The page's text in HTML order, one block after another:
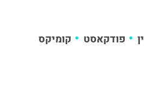
פודקאסט קומיקס